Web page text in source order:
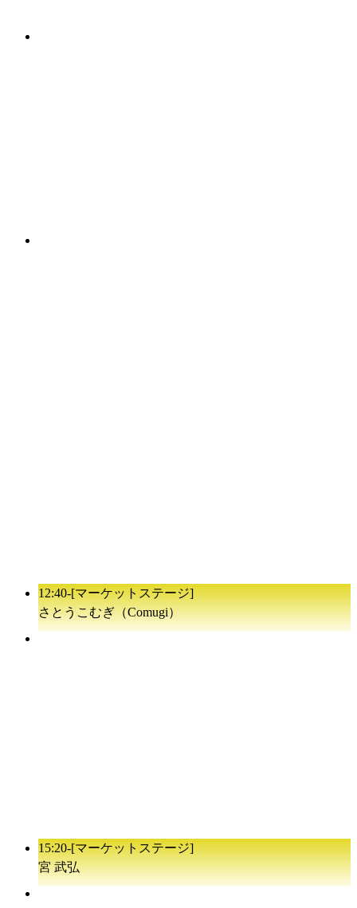
12:40-[マーケットステージ]
さとうこむぎ（Comugi）
15:20-[マーケットステージ]
宮 武弘